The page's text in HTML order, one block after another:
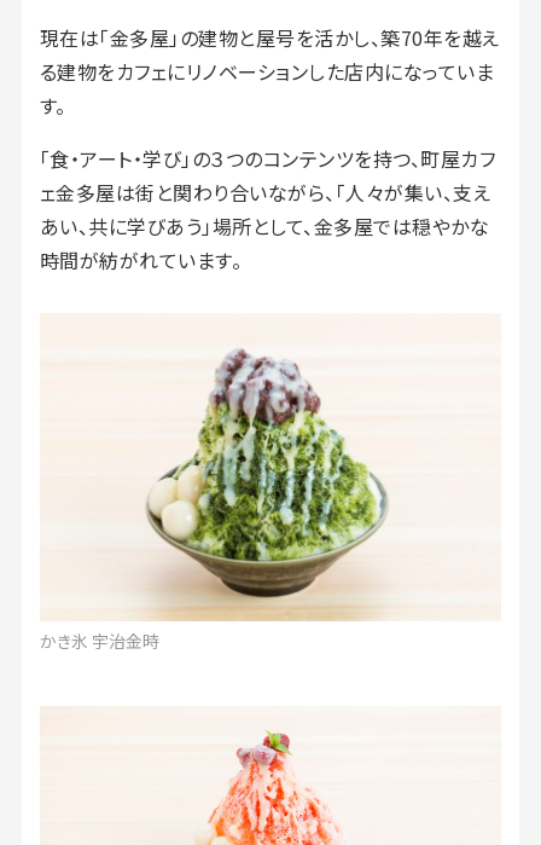
現在は「金多屋」の建物と屋号を活かし、築70年を越え
る建物をカフェにリノベーションした店内になっていま
す。
「食・アート・学び」の３つのコンテンツを持つ、町屋カフ
ェ金多屋は街と関わり合いながら、「人々が集い、支え
あい、共に学びあう」場所として、金多屋では穏やかな
時間が紡がれています。
かき氷 宇治金時